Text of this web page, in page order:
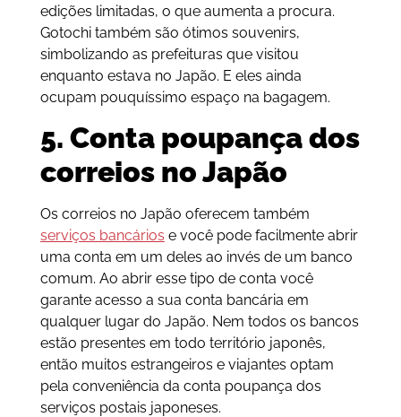
edições limitadas, o que aumenta a procura.
Gotochi também são ótimos souvenirs,
simbolizando as prefeituras que visitou
enquanto estava no Japão. E eles ainda
ocupam pouquíssimo espaço na bagagem.
5. Conta poupança dos
correios no Japão
Os correios no Japão oferecem também
serviços bancários e você pode facilmente abrir
uma conta em um deles ao invés de um banco
comum. Ao abrir esse tipo de conta você
garante acesso a sua conta bancária em
qualquer lugar do Japão. Nem todos os bancos
estão presentes em todo território japonês,
então muitos estrangeiros e viajantes optam
pela conveniência da conta poupança dos
serviços postais japoneses.